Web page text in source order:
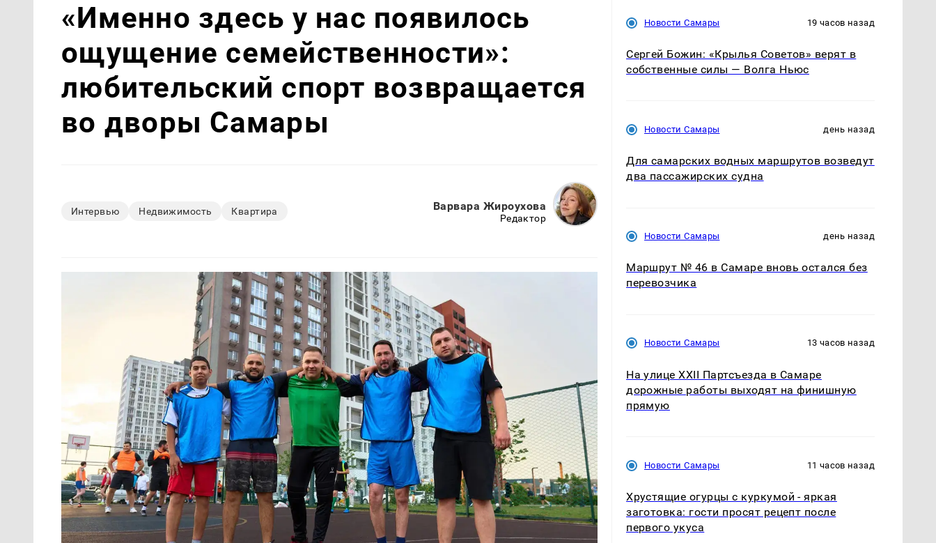
«Именно здесь у нас появилось
ощущение семейственности»:
любительский спорт возвращается
во дворы Самары
Интервью Недвижимость Квартира Варвара Жироухова
Редактор
Новости Самары 19 часов назад
Сергей Божин: «Крылья Советов» верят в
собственные силы — Волга Ньюс
Новости Самары день назад
Для самарских водных маршрутов возведут
два пассажирских судна
Новости Самары день назад
Маршрут № 46 в Самаре вновь остался без
перевозчика
Новости Самары 13 часов назад
На улице XXII Партсъезда в Самаре
дорожные работы выходят на финишную
прямую
Новости Самары 11 часов назад
Хрустящие огурцы с куркумой - яркая
заготовка: гости просят рецепт после
первого укуса